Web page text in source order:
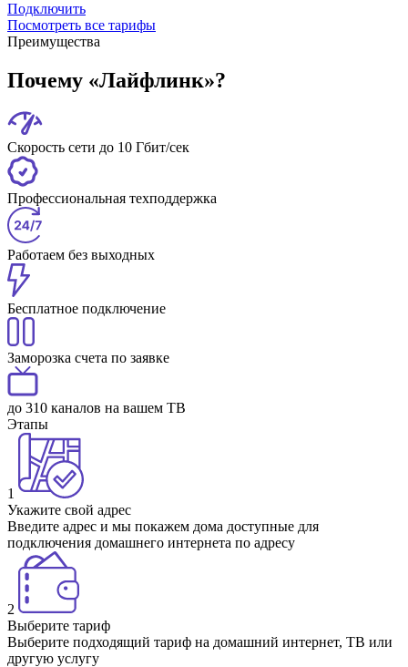
Подключить
Посмотреть все тарифы
Преимущества
Почему «Лайфлинк»?
Скорость сети до 10 Гбит/сек
Профессиональная техподдержка
Работаем без выходных
Бесплатное подключение
Заморозка счета по заявке
до 310 каналов на вашем ТВ
Этапы
1
Укажите свой адрес
Введите адрес и мы покажем дома доступные для
подключения домашнего интернета по адресу
2
Выберите тариф
Выберите подходящий тариф на домашний интернет, ТВ или
другую услугу